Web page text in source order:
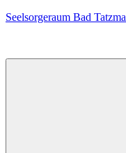
Zum
Seelsorgeraum Bad